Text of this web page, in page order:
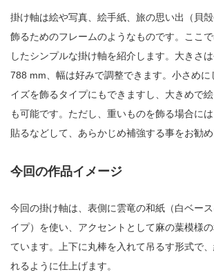
掛け軸は絵や写真、絵手紙、旅の思い出（貝
飾るためのフレームのようなものです。ここ
したシンプルな掛け軸を紹介します。大きさ
788 mm、幅は好みで調整できます。小さめに
イズを飾るタイプにもできますし、大きめで
も可能です。ただし、重いものを飾る場合に
貼るなどして、あらかじめ補強する事をお勧め
今回の作品イメージ
今回の掛け軸は、表側に雲竜の和紙（白ベー
イプ）を使い、アクセントとして麻の葉模様
ています。上下に丸棒を入れて吊るす形式で
れるように仕上げます。